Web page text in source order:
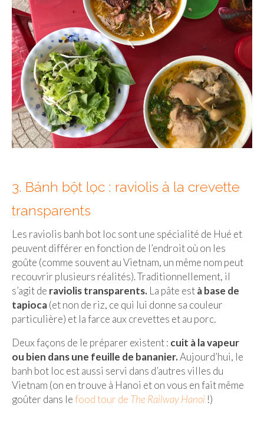
Lisbonne
Royaume-Uni
GUIDES FOOD
ALLEMAGNE
– Berlin
– Munich
– Sucre
CHILI
CHINE
– Beijing
– Guilin
– Xi’an
– Séoul
DANEMARK
– Copenhague
3. Bánh bột lọc : raviolis à la crevette
transparents
Les raviolis banh bot loc sont une spécialité de Hué et
peuvent différer en fonction de l’endroit où on les
goûte (comme souvent au Vietnam, un même nom peut
recouvrir plusieurs réalités). Traditionnellement, il
s’agit de raviolis transparents. La pâte està base de
tapioca(et non de riz, ce qui lui donne sa couleur
particulière) et la farce aux crevettes et au porc.
Deux façons de le préparer existent : cuit à la vapeur
ou bien dans une feuille de bananier.Aujourd’hui, le
banh bot loc est aussi servi dans d’autres villes du
Vietnam (on en trouve à Hanoi et on vous en fait même
goûter dans lefood tour de The Railway Hanoi !)